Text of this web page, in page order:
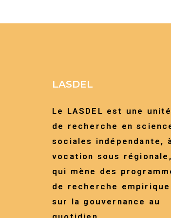
LASDEL
Le LASDEL est une unité
de recherche en
sociales indépendante,
vocation sous régionale,
qui mène des
de recherche empirique
sur la gouvernance au